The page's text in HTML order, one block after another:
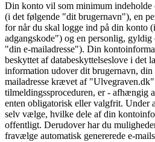
Din konto vil som minimum indeholde
(i det følgende "dit brugernavn"), en
for når du skal logge ind på din konto
adgangskode") og en personlig, gyldig
"din e-mailadresse"). Din
beskyttet af databeskyttelseslove i det
information udover dit brugernavn, din
mailadresse krævet af
tilmeldingssproceduren, er - afhængig
enten obligatorisk eller valgfrit. Under
selv vælge, hvilke dele af din
offentligt. Derudover har du
fravælge automatisk genererede e-